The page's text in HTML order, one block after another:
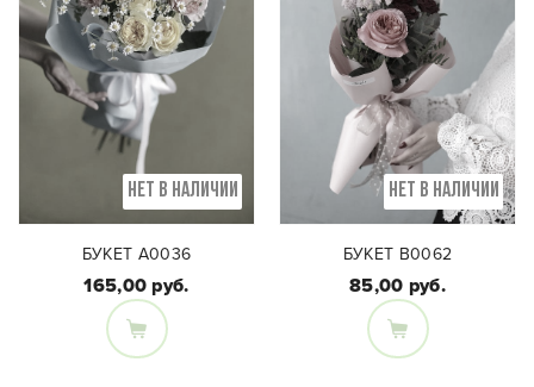
НЕТ В НАЛИЧИИ
Состав букета и
БУКЕТ А0036
165,00 руб.
НЕТ В НАЛИЧИИ
Состав букета:
БУКЕТ В0062
85,00 руб.